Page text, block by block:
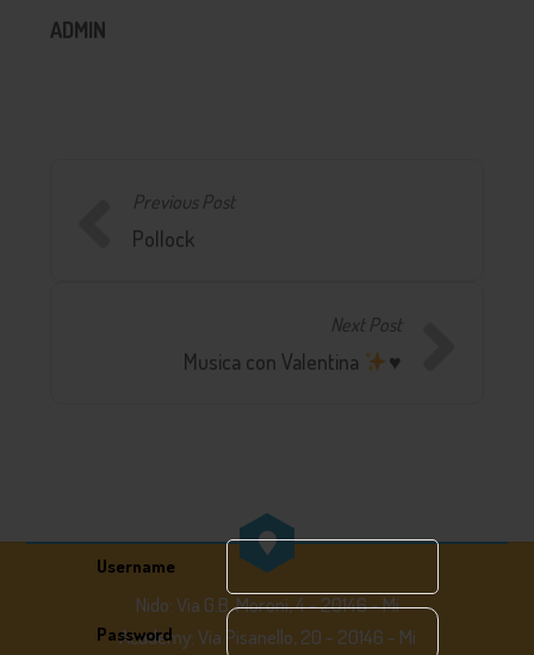
Username
Password
ADMIN
Previous Post
Pollock
Next Post
Musica con Valentina ♥
Nido: Via G.B. Moroni, 4 - 20146 - Mi
Academy: Via Pisanello, 20 - 20146 - Mi